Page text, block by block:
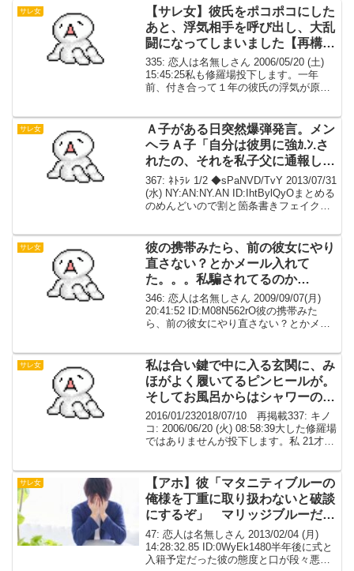
サレ女
【サレ女】彼氏をポコポコにした
あと、浮気相手を呼び出し、大乱
闘になってしまいました【再構
築】
335: 恋人は名無しさん 2006/05/20 (土)
15:45:25私も修羅場投下します。一年
前、付き合って１年の彼氏の浮気が原因
５）彼の様子がどうにもおかしかっ...
サレ女
Ａ子がある日突然爆弾発言。メン
ヘラＡ子「自分は彼男に強ｶ.ﾝ.さ
れたの、それを私子父に通報した
の」
367: ﾈﾄﾗﾚ 1/2 ◆sPaNVD/TvY 2013/07/31
(水) NY:AN:NY.AN ID:IhtBylQyOまとめる
のめんどいので割と箇条書きフェイクあ
サレ女
彼の携帯みたら、前の彼女にやり
直さない？とかメール入れて
た。。。私騙されてるのか
な。。。
346: 恋人は名無しさん 2009/09/07(月)
20:41:52 ID:M08N562rO彼の携帯みた
ら、前の彼女にやり直さない？とかメー
きババアが欲しかったに...
サレ女
私は合い鍵で中に入る玄関に、み
ほがよく履いてるピンヒールが。
そしてお風呂からはシャワーの
音。
2016/01/232018/07/10 再掲載337: キノ
コ: 2006/06/20 (火) 08:58:39大した修羅場
ではありませんが投下します。私 21才
サレ女
【アホ】彼「マタニティブルーの
俺様を丁重に取り扱わないと破談
にするぞ」 マリッジブルーだろ
ｗ
47: 恋人は名無しさん 2013/02/04 (月)
14:28:32.85 ID:0WyEk1480半年後に式と
入籍予定だった彼の態度と口が段々悪く